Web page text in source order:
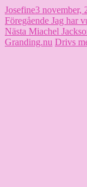
Författare
JosefinePublicerat
den
3 november,
Föregående
inlägg:
Jag har
Nästa Nästa
inlägg:
Miachel
Granding.nu Drivs